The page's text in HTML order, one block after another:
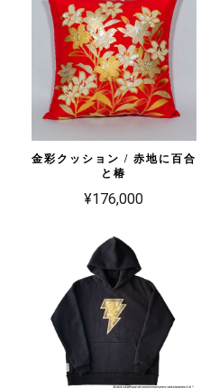
金彩クッション / 赤地に百合
と椿
¥176,000